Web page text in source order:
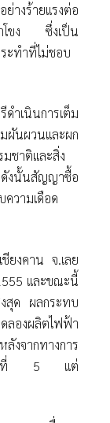
ายแรงต่อ
ำโขง ซึ่งเป็น
ะทำที่ไม่ชอบ
ำเนินการเต็ม
ผันผวนและผก
ชาติและสิ่ง
ดังนั้นสัญญาซื้อ
วามเดือด
ยงคาน จ.เลย
และขณะนี้
งสุด ผลกระทบ
ลองผลิตไฟฟ้า
งจากทางการ
ยูนิตที่ 5 แต่